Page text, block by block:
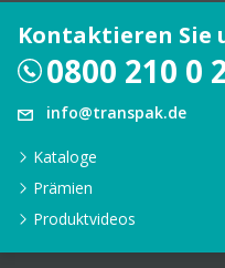
Kontaktieren Sie
0800 210 0
info@transpak.de
Kataloge
Prämien
Produktvideos